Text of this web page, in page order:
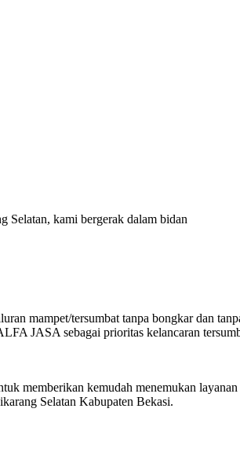
Selatan, kami bergerak dalam bidan
mampet/tersumbat tanpa bongkar dan
JASA sebagai prioritas kelancaran
memberikan kemudah menemukan
Selatan Kabupaten Bekasi.